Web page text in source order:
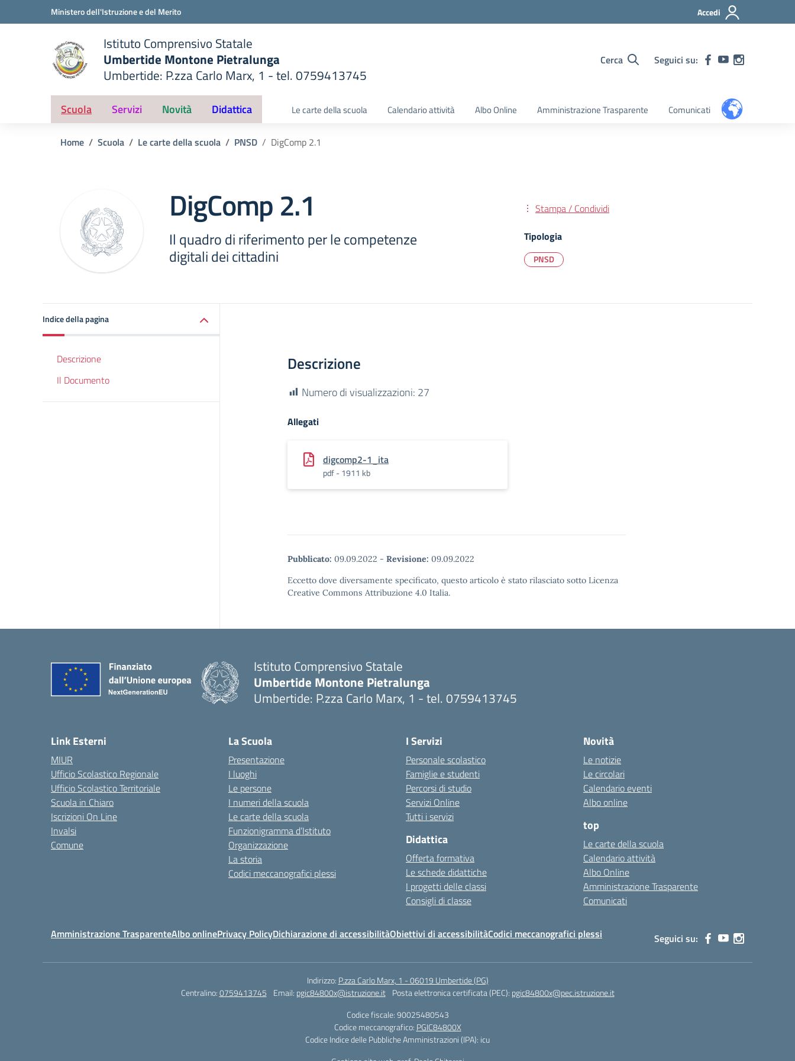
Vai ai contenuti
Vai al menu di navigazioneMinistero dell'Istruzione e del Merito Accedi
scuola
Istituto Comprensivo Statale
Umbertide Montone Pietralunga
Umbertide: P.zza Carlo Marx, 1 - tel. 0759413745
— Visita la pagina iniziale della scuola
Cerca Seguici su:
Scuola Servizi Novità Didattica Le carte della scuola Calendario attività Albo Online Amministrazione Trasparente Comunicati
Home Scuola Le carte della scuola PNSD DigComp 2.1
DigComp 2.1
Il quadro di riferimento per le competenze
digitali dei cittadini
Stampa / Condividi
Tipologia
PNSD
Indice della pagina
Descrizione
Il Documento
Descrizione
Numero di visualizzazioni: 27
Allegati
digcomp2-1_ita
pdf - 1911 kb
Pubblicato: 09.09.2022 - Revisione: 09.09.2022
Eccetto dove diversamente specificato, questo articolo è stato rilasciato sotto Licenza
Creative Commons Attribuzione 4.0 Italia.
Istituto Comprensivo Statale
Umbertide Montone Pietralunga
Umbertide: P.zza Carlo Marx, 1 - tel. 0759413745
Link Esterni
MIUR
Ufficio Scolastico Regionale
Ufficio Scolastico Territoriale
Scuola in Chiaro
Iscrizioni On Line
Invalsi
Comune
La Scuola
Presentazione
I luoghi
Le persone
I numeri della scuola
Le carte della scuola
Funzionigramma d’Istituto
Organizzazione
La storia
Codici meccanografici plessi
I Servizi
Personale scolastico
Famiglie e studenti
Percorsi di studio
Servizi Online
Tutti i servizi
Didattica
Offerta formativa
Le schede didattiche
I progetti delle classi
Consigli di classe
Novità
Le notizie
Le circolari
Calendario eventi
Albo online
top
Le carte della scuola
Calendario attività
Albo Online
Amministrazione Trasparente
Comunicati
Amministrazione TrasparenteAlbo onlinePrivacy PolicyDichiarazione di accessibilitàObiettivi di accessibilitàCodici meccanografici plessi Seguici su:
Indirizzo: P.zza Carlo Marx, 1 - 06019 Umbertide (PG)
Centralino:0759413745 Email: pgic84800x@istruzione.it Posta elettronica certificata (PEC): pgic84800x@pec.istruzione.it
Codice fiscale: 90025480543
Codice meccanografico: PGIC84800X
Codice Indice delle Pubbliche Amministrazioni (IPA): icu